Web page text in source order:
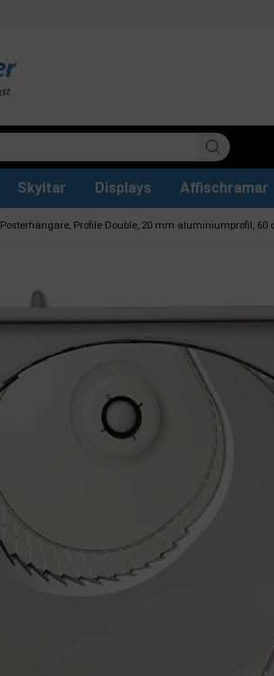
Skyltar Displays Affischramar
Posterhängare, Profile Double, 20 mm aluminiumprofil, 60